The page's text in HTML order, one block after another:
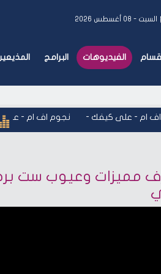
السبت - ٠٨ أغسطس ٢٠٢٦
الفيديوهات البرامج
-ام - على كيفك نجوم اف ام - على
مميزات وعيوب ست